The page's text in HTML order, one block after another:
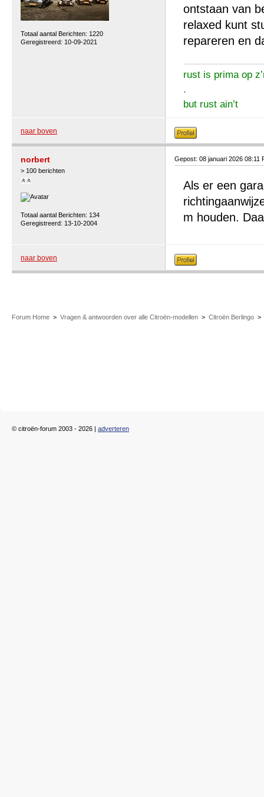
Totaal aantal Berichten: 1220
Geregistreerd: 10-09-2021
ontstaan van
relaxed kunt
repareren en
rust is prima op
.
but rust ain’t
naar boven
norbert
> 100 berichten
Totaal aantal Berichten: 134
Geregistreerd: 13-10-2004
Gepost: 08 januari 2026 08:11
Als er een
m houden.
naar boven
Forum Home > Vragen & antwoorden over alle Citroën-modellen > Citroën Berlingo >
© citroën-forum 2003 - 2026 | adverteren